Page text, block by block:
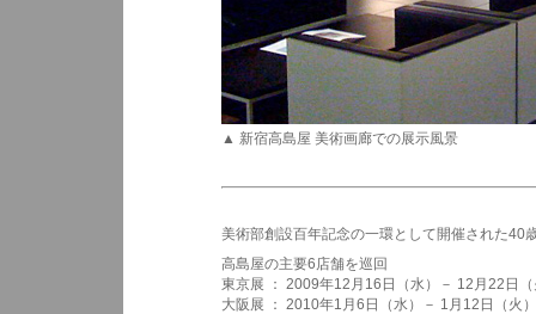
▲ 新宿高島屋 美術画廊での展示風景
美術部創設百年記念の一環として開催された40
高島屋の主要6店舗を巡回
東京展 ： 2009年12月16日（水）－ 12月22日
大阪展 ： 2010年1月6日（水）－ 1月12日（